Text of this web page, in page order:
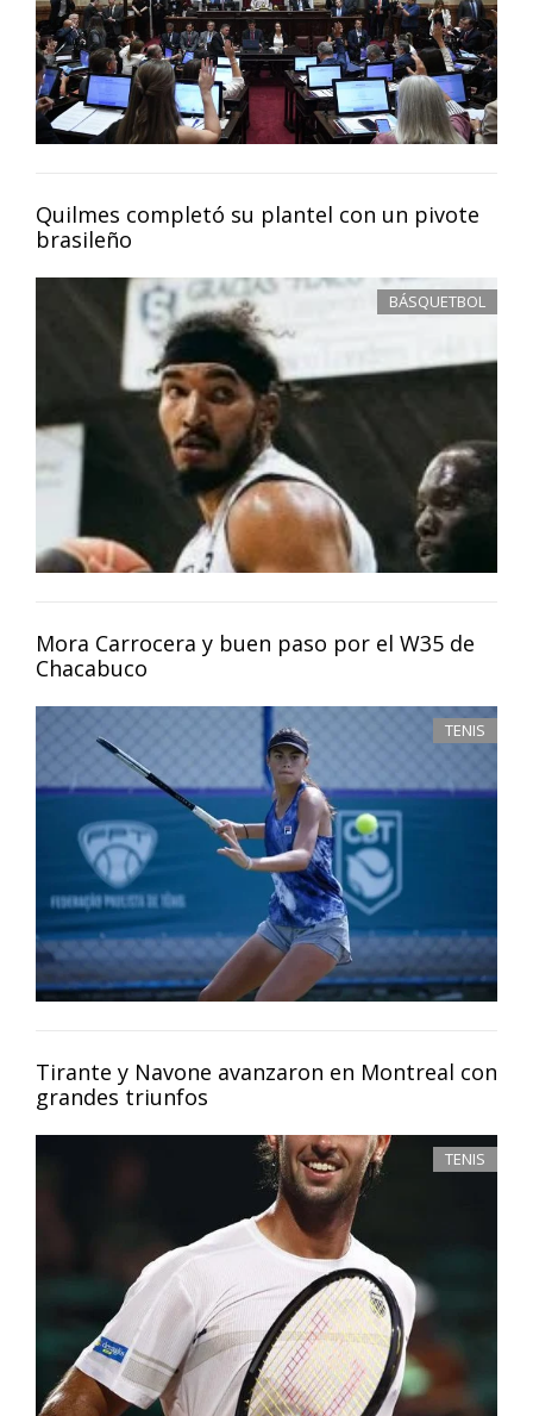
Quilmes completó su plantel con un pivote
brasileño
BÁSQUETBOL
Mora Carrocera y buen paso por el W35 de
Chacabuco
TENIS
Tirante y Navone avanzaron en Montreal con
grandes triunfos
TENIS